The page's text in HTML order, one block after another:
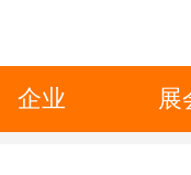
企业 展